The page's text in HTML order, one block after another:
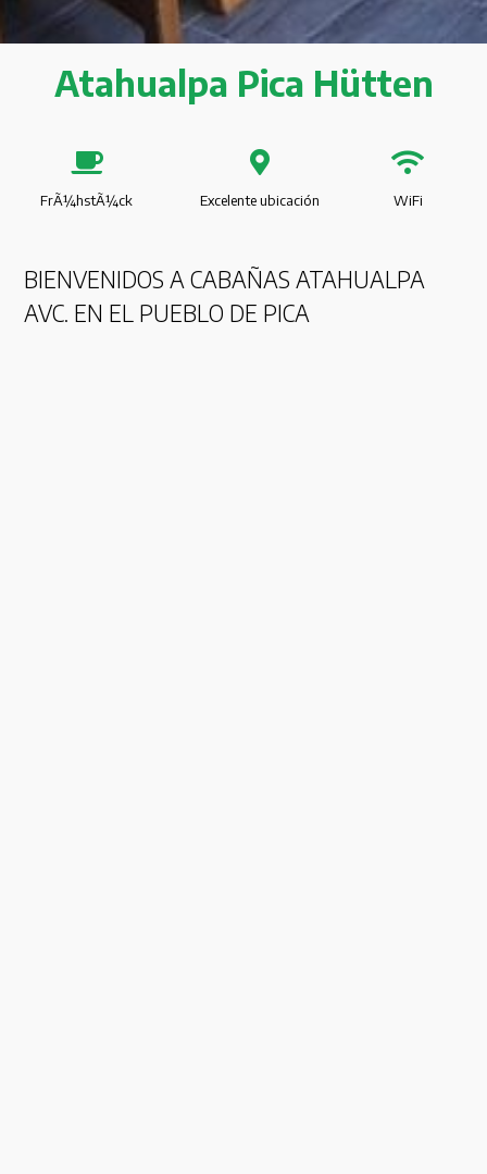
Atahualpa Pica Hütten
FrÃ¼hstÃ¼ck Excelente ubicación WiFi
BIENVENIDOS A CABAÑAS ATAHUALPA
AVC. EN EL PUEBLO DE PICA